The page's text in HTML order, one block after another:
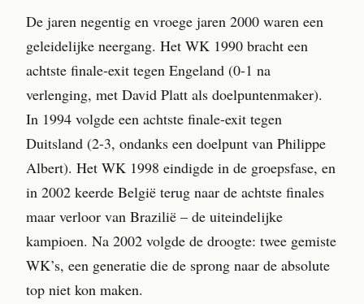
De jaren negentig en vroege jaren 2000 waren een
geleidelijke neergang. Het WK 1990 bracht een
achtste finale-exit tegen Engeland (0-1 na
verlenging, met David Platt als doelpuntenmaker).
In 1994 volgde een achtste finale-exit tegen
Duitsland (2-3, ondanks een doelpunt van Philippe
Albert). Het WK 1998 eindigde in de groepsfase, en
in 2002 keerde België terug naar de achtste finales
maar verloor van Brazilië – de uiteindelijke
kampioen. Na 2002 volgde de droogte: twee gemiste
WK’s, een generatie die de sprong naar de absolute
top niet kon maken.